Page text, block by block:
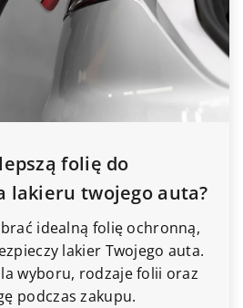
folię do
lakieru twojego auta?
idealną folię ochronną,
lakier Twojego auta.
wyboru, rodzaje folii oraz
podczas zakupu.